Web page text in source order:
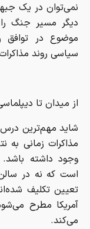
نمی‌توان در یک
دیگر مسیر جنگ
موضوع در توافق
سیاسی روند
از میدان تا
مذاکرات زمانی به
وجود داشته باشد.
است که نه در
تعیین تکلیف
آمریکا مطرح
می‌کند.